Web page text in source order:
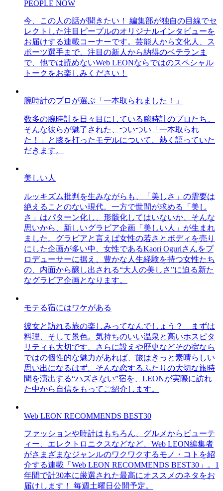
PEOPLE NOW
今、この人の話が聞きたい！ 編集部が独自の目線でセ
レクトした注目ピープルのオリジナルインタビューを
お届けする連載コーナーです。芸能人から文化人、ス
ポーツ選手まで、注目の新人から納得のベテランま
で、他では読めないWeb LEONならではのスペシャル
トークをお楽しみください！
腕時計のプロが選ぶ「一本取られました！」
数多の腕時計を日々目にしている腕時計のプロたち。
そんな彼らが魅了された、ついつい「一本取られ
た！」と膝を打ったモデルについて、熱く語っていた
だきます。
美しい人
ルッキズム批判を生みながらも、「美しさ」の需要は
絶えることのない現代。一方で世間が求める「美し
さ」はパターン化し、形骸化してはいないか、そんな
思いから、新しいグラビア企画「美しい人」が生まれ
ました。グラビアと言えば女性の若さとボディを売り
にした企画が多い中、女性であるKaori Oguriさんをプ
ロデューサーに据え、豊かな人生経験を持つ女性たち
の、内面から醸し出される“大人の美しさ”に迫る新た
なグラビア企画となります。
モテる宿にはワケがある
彼女と訪れる旅の楽しみってなんでしょう？ まずは
料理、そして景色。気持ちのいい温泉と高いホスピタ
リティも大切です。さらに設えや歴史などその宿なら
ではの個性的な魅力があれば、旅はきっと素晴らしい
思い出になるはず。そんな恋するふたりの大切な旅時
間を演出する“ハズさない”宿を、LEONが実際に訪れ
た中から自信をもってご紹介します。
Web LEON RECOMMENDS BEST30
ファッションや時計はもちろん、グルメからビューテ
ィー、エレクトロニクスなどなど、Web LEON編集者
がさまざまなジャンルのワクワクするモノ・コトを紹
介する連載「Web LEON RECOMMENDS BEST30」。1
年間で計30本に厳選された最高にオススメのネタをお
届けします！ 毎週土曜日公開予定。